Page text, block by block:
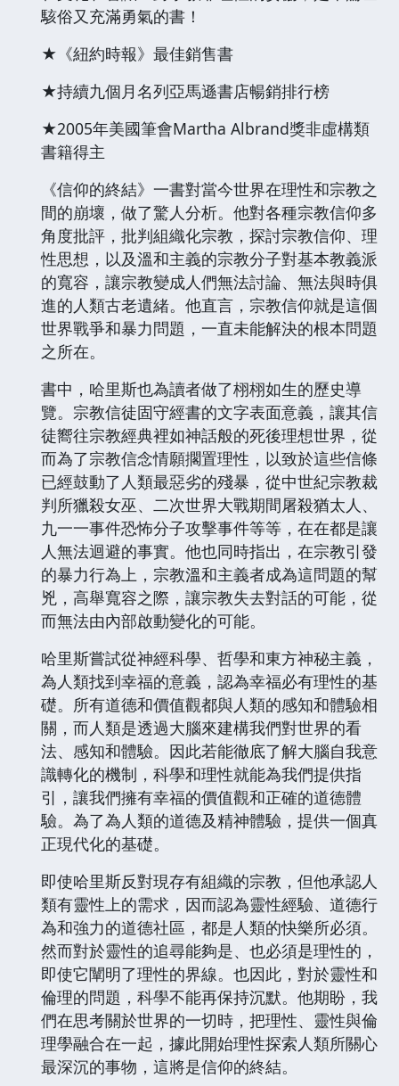
駭俗又充滿勇氣的書！
★《紐約時報》最佳銷售書
★持續九個月名列亞馬遜書店暢銷排行榜
★2005年美國筆會Martha Albrand獎非虛構類
書籍得主
《信仰的終結》一書對當今世界在理性和宗教之
間的崩壞，做了驚人分析。他對各種宗教信仰多
角度批評，批判組織化宗教，探討宗教信仰、理
性思想，以及溫和主義的宗教分子對基本教義派
的寬容，讓宗教變成人們無法討論、無法與時俱
進的人類古老遺緒。他直言，宗教信仰就是這個
世界戰爭和暴力問題，一直未能解決的根本問題
之所在。
書中，哈里斯也為讀者做了栩栩如生的歷史導
覽。宗教信徒固守經書的文字表面意義，讓其信
徒嚮往宗教經典裡如神話般的死後理想世界，從
而為了宗教信念情願擱置理性，以致於這些信條
已經鼓動了人類最惡劣的殘暴，從中世紀宗教裁
判所獵殺女巫、二次世界大戰期間屠殺猶太人、
九一一事件恐怖分子攻擊事件等等，在在都是讓
人無法迴避的事實。他也同時指出，在宗教引發
的暴力行為上，宗教溫和主義者成為這問題的幫
兇，高舉寬容之際，讓宗教失去對話的可能，從
而無法由內部啟動變化的可能。
哈里斯嘗試從神經科學、哲學和東方神秘主義，
為人類找到幸福的意義，認為幸福必有理性的基
礎。所有道德和價值觀都與人類的感知和體驗相
關，而人類是透過大腦來建構我們對世界的看
法、感知和體驗。因此若能徹底了解大腦自我意
識轉化的機制，科學和理性就能為我們提供指
引，讓我們擁有幸福的價值觀和正確的道德體
驗。為了為人類的道德及精神體驗，提供一個真
正現代化的基礎。
即使哈里斯反對現存有組織的宗教，但他承認人
類有靈性上的需求，因而認為靈性經驗、道德行
為和強力的道德社區，都是人類的快樂所必須。
然而對於靈性的追尋能夠是、也必須是理性的，
即使它闡明了理性的界線。也因此，對於靈性和
倫理的問題，科學不能再保持沉默。他期盼，我
們在思考關於世界的一切時，把理性、靈性與倫
理學融合在一起，據此開始理性探索人類所關心
最深沉的事物，這將是信仰的終結。